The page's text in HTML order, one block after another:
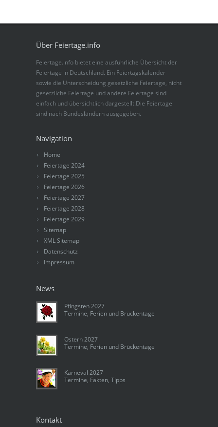
Über Feiertage.info
Feiertage.info bietet eine ausführliche Übersicht der
Feiertage in Deutschland. Ein Feiertagskalender
sowie die Unterscheidung gesetzliche Feiertage, nicht
gesetzliche Feiertage und andere Feiertage sind
einfach und übersichtlich dargestellt.Die Feiertage
sind nach Bundesländern ausgegeben.
Navigation
Home
Feiertage 2024
Feiertage 2025
Feiertage 2026
Feiertage 2027
Feiertage 2028
Feiertage 2029
Sitemap
XML Sitemap
Datenschutz
Impressum
News
Pfingsten 2027
Termine, Ferien und Brückentage
Ostern 2027
Termine, Ferien und Brückentage
Karneval 2027
Termine, Fakten, Tipps
Kontakt